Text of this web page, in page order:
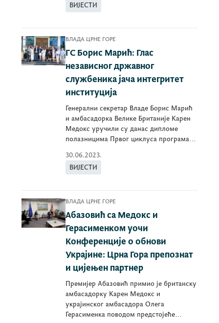
ВИЈЕСТИ
ВЛАДА ЦРНЕ ГОРЕ
ГС Борис Марић: Глас
независног државног
службеника јача интегритет
институција
Генерални секретар Владе Борис Марић
и амбасадорка Велике Британије Карен
Медокс уручили су данас дипломе
полазницима Првог циклуса програма
30.06.2023.
ВИЈЕСТИ
ВЛАДА ЦРНЕ ГОРЕ
Абазовић са Медокс и
Герасименком уочи
Конференције о обнови
Украјине: Црна Гора препознат
и цијењен партнер
Премијер Абазовић примио је британску
амбасадорку Карен Медокс и
украјинског амбасадора Олега
Герасименка поводом предстојеће